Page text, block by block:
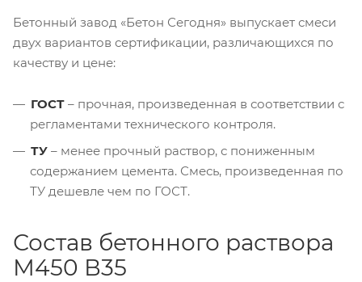
Бетонный завод «Бетон Сегодня» выпускает смеси
двух вариантов сертификации, различающихся по
качеству и цене:
ГОСТ – прочная, произведенная в соответствии с
регламентами технического контроля.
ТУ – менее прочный раствор, с пониженным
содержанием цемента. Смесь, произведенная по
ТУ дешевле чем по ГОСТ.
Состав бетонного раствора
М450 В35